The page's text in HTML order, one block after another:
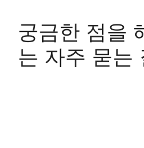
궁금한 점을
는 자주 묻는